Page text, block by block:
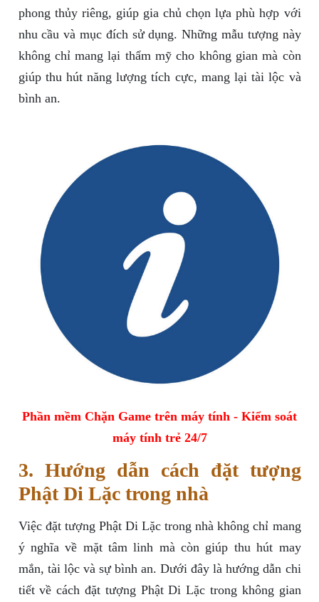
phong thủy riêng, giúp gia chủ chọn lựa phù hợp với
nhu cầu và mục đích sử dụng. Những mẫu tượng này
không chỉ mang lại thẩm mỹ cho không gian mà còn
giúp thu hút năng lượng tích cực, mang lại tài lộc và
bình an.
Phần mềm Chặn Game trên máy tính - Kiểm soát
máy tính trẻ 24/7
3. Hướng dẫn cách đặt tượng
Phật Di Lặc trong nhà
Việc đặt tượng Phật Di Lặc trong nhà không chỉ mang
ý nghĩa về mặt tâm linh mà còn giúp thu hút may
mắn, tài lộc và sự bình an. Dưới đây là hướng dẫn chi
tiết về cách đặt tượng Phật Di Lặc trong không gian